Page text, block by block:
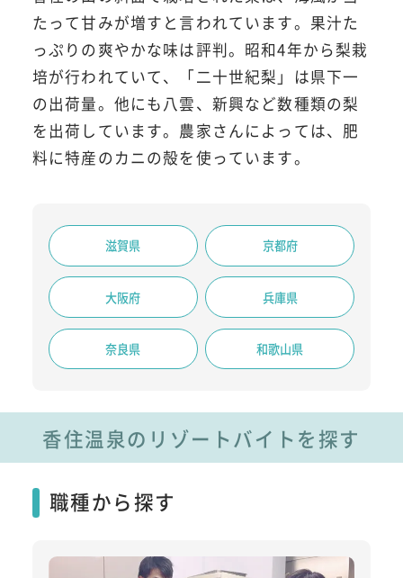
たって甘みが増すと言われています。果汁た
っぷりの爽やかな味は評判。昭和4年から梨栽
培が行われていて、「二十世紀梨」は県下一
の出荷量。他にも八雲、新興など数種類の梨
を出荷しています。農家さんによっては、肥
料に特産のカニの殻を使っています。
滋賀県 京都府
大阪府 兵庫県
奈良県 和歌山県
香住温泉のリゾートバイトを探す
職種から探す